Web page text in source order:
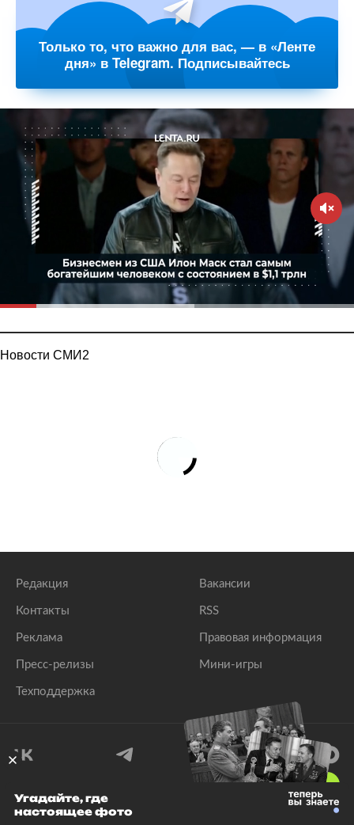
Только то, что важно для вас, — в «Ленте
дня» в Telegram. Подписывайтесь
Новости СМИ2
Редакция
Контакты
Реклама
Пресс-релизы
Техподдержка
Вакансии
RSS
Правовая информация
Мини-игры
© 1999–2026 Все права защищены.
Угадайте, где
настоящее фото